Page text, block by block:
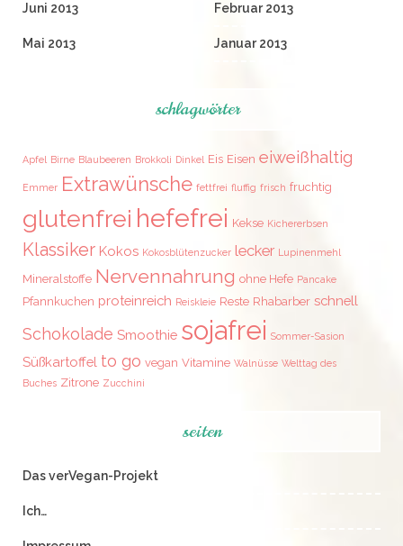
Juni 2013
Mai 2013
Februar 2013
Januar 2013
schlagwörter
Apfel Birne Blaubeeren Brokkoli Dinkel Eis Eisen eiweißhaltig
Emmer Extrawünsche fettfrei fluffig frisch fruchtig
glutenfrei hefefrei Kekse Kichererbsen
Klassiker Kokos Kokosblütenzucker lecker Lupinenmehl
Mineralstoffe Nervennahrung ohne Hefe Pancake
Pfannkuchen proteinreich Reiskleie Reste Rhabarber schnell
Schokolade Smoothie sojafrei Sommer-Sasion
Süßkartoffel to go vegan Vitamine Walnüsse Welttag des
Buches Zitrone Zucchini
seiten
Das verVegan-Projekt
Ich…